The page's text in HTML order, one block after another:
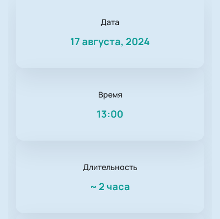
Дата
17 августа, 2024
Время
13:00
Длительность
~ 2 часа